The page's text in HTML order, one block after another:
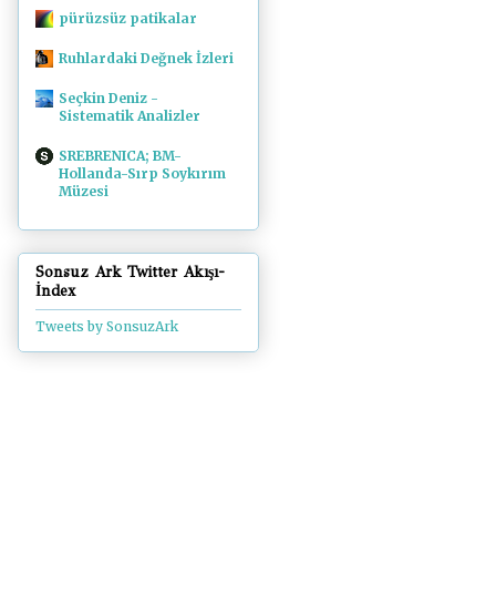
pürüzsüz patikalar
Ruhlardaki Değnek İzleri
Seçkin Deniz -
Sistematik Analizler
SREBRENICA; BM-
Hollanda-Sırp Soykırım
Müzesi
Sonsuz Ark Twitter Akışı-
İndex
Tweets by SonsuzArk